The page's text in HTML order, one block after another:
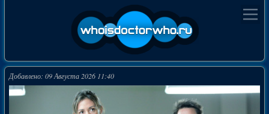
Добавлено: 09 Августа 2026 11:40